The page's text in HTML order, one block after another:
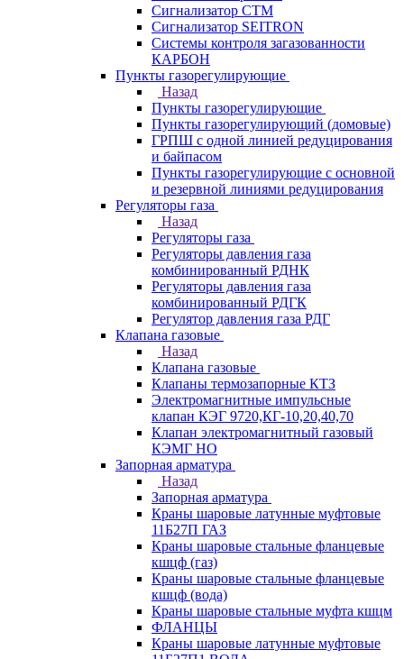
Сигнализатор СТМ
Сигнализатор SEITRON
Системы контроля загазованности
КАРБОН
Пункты газорегулирующие
Назад
Пункты газорегулирующие
Пункты газорегулирующий (домовые)
ГРПШ с одной линией редуцирования
и байпасом
Пункты газорегулирующие с основной
и резервной линиями редуцирования
Регуляторы газа
Назад
Регуляторы газа
Регуляторы давления газа
комбинированный РДНК
Регуляторы давления газа
комбинированный РДГК
Регулятор давления газа РДГ
Клапана газовые
Назад
Клапана газовые
Клапаны термозапорные КТЗ
Электромагнитные импульсные
клапан КЭГ 9720,КГ-10,20,40,70
Клапан электромагнитный газовый
КЭМГ НО
Запорная арматура
Назад
Запорная арматура
Краны шаровые латунные муфтовые
11Б27П ГАЗ
Краны шаровые стальные фланцевые
кшцф (газ)
Краны шаровые стальные фланцевые
кшцф (вода)
Краны шаровые стальные муфта кшцм
ФЛАНЦЫ
Краны шаровые латунные муфтовые